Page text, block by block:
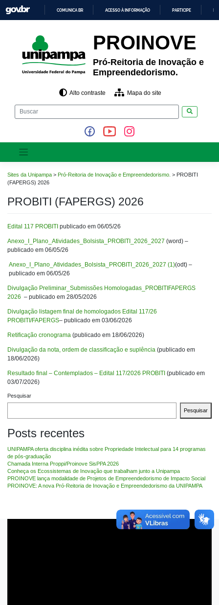
para
o
CONTEÚDO
COMUNICA BR ACESSO À INFORMAÇÃO PARTICIPE
PROINOVE
Pró-Reitoria de Inovação e
Empreendedorismo.
Alto contraste Mapa do site
Sites da Unipampa > Pró-Reitoria de Inovação e Empreendedorismo. > PROBITI
(FAPERGS) 2026
PROBITI (FAPERGS) 2026
Edital 117 PROBITI publicado em 06/05/26
Anexo_I_Plano_Atividades_Bolsista_PROBITI_2026_2027 (word) –
publicado em 06/05/26
Anexo_I_Plano_Atividades_Bolsista_PROBITI_2026_2027 (1)(odt) –
publicado em 06/05/26
Divulgação Preliminar_Submissões Homologadas_PROBITIFAPERGS
2026 – publicado em 28/05/2026
Divulgação listagem final de homologados Edital 117/26
PROBITI/FAPERGS– publicado em 03/06/2026
Retificação cronograma (publicado em 18/06/2026)
Divulgação da nota, ordem de classificação e suplência (publicado em
18/06/2026)
Resultado final – Contemplados – Edital 117/2026 PROBITI (publicado em
03/07/2026)
Pesquisar
Pesquisar
Posts recentes
UNIPAMPA oferta disciplina inédita sobre Propriedade Intelectual para 14 programas
de pós-graduação
Chamada Interna Proppi/Proinove SisPPA 2026
Conheça os Ecossistemas de Inovação que trabalham junto a Unipampa
PROINOVE lança modalidade de Projetos de Empreendedorismo de Impacto Social
PROINOVE: A nova Pró-Reitoria de Inovação e Empreendedorismo da UNIPAMPA